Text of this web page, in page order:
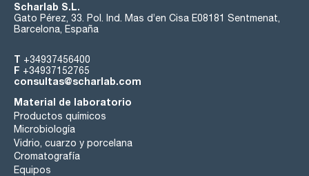
Scharlab S.L.
Gato Pérez, 33. Pol. Ind. Mas d’en Cisa E08181 Sentmenat,
Barcelona, España
T +34937456400
F +34937152765
consultas@scharlab.com
Material de laboratorio
Productos químicos
Microbiología
Vidrio, cuarzo y porcelana
Cromatografía
Equipos